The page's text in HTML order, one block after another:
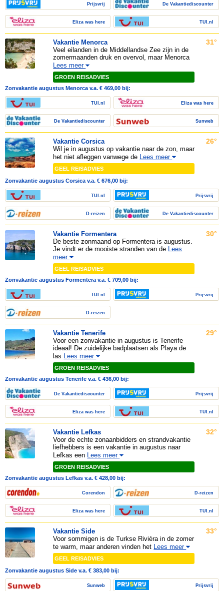
Prijsvrij
Eliza was here
De Vakantiediscounter
TUI.nl
Vakantie Menorca
Veel eilanden in de Middellandse Zee zijn in de
zomermaanden druk en overvol, maar Menorca
Lees meer
GROEN REISADVIES
31°
Zonvakantie augustus Menorca v.a. € 469,00 bij:
TUI.nl
De Vakantiediscounter
Eliza was here
Sunweb
Vakantie Corsica
Wil je in augustus op vakantie naar de zon, maar
het niet afleggen vanwege de Lees meer
GEEL REISADVIES
26°
Zonvakantie augustus Corsica v.a. € 676,00 bij:
TUI.nl
D-reizen
Prijsvrij
De Vakantiediscounter
Vakantie Formentera
De beste zonmaand op Formentera is augustus.
Je vindt er de mooiste stranden van de Lees
meer
GEEL REISADVIES
30°
Zonvakantie augustus Formentera v.a. € 709,00 bij:
TUI.nl
D-reizen
Prijsvrij
Vakantie Tenerife
Voor een zonvakantie in augustus is Tenerife
ideaal! De zuidelijke badplaatsen als Playa de
las Lees meer
GROEN REISADVIES
29°
Zonvakantie augustus Tenerife v.a. € 436,00 bij:
De Vakantiediscounter
Eliza was here
Prijsvrij
TUI.nl
Vakantie Lefkas
Voor de echte zonaanbidders en strandvakantie
liefhebbers is een vakantie in augustus naar
Lefkas een Lees meer
GROEN REISADVIES
32°
Zonvakantie augustus Lefkas v.a. € 428,00 bij:
Corendon
Eliza was here
D-reizen
TUI.nl
Vakantie Side
Voor sommigen is de Turkse Rivièra in de zomer
te warm, maar anderen vinden het Lees meer
GEEL REISADVIES
33°
Zonvakantie augustus Side v.a. € 383,00 bij:
Sunweb Prijsvrij